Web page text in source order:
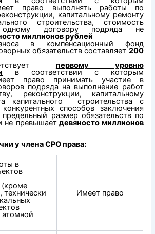
право выполнять работы по
капитальному ремонту
строительства, стоимость
договору подряда не
миллионов рублей
в компенсационный фонд
обязательств составляет 200
первому уровню
в соответствии с которым
право принимать участие в
подряда на выполнение работ
реконструкции, капитальному
капитального строительства с
способов заключения
размер обязательств по
не превышаетдевяносто миллионов
у члена СРО права:
в
(кроме
технически
атомной
Имеет право